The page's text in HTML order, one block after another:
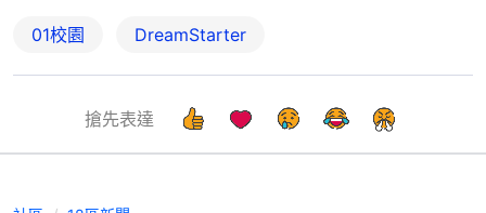
01校園 DreamStarter
搶先表達